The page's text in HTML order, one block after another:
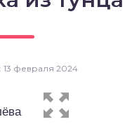
февраля 2024